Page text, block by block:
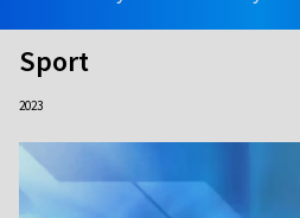
Sport
2023